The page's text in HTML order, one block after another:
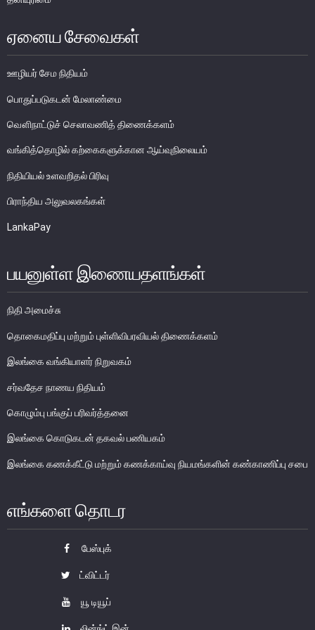
வங்கித்தொழில் துறை
நுண்பாக நிதித் துறை
அதிகாரம்பெற்ற பணத்தரகர்கள் ஒழுங்குவிதிகள்
பேரண்ட முன்மதியுடைய கண்காணிப்பு
நிலைபெறத்தக்க நிதி
உள்நாட்டின் வெளிநாட்டுச் செலாவணிச் சந்தை
வெளிநாட்டுச் செலாவணி உலகளாவிய குறியீட்டைப் பின்பற்றுதல்
அரச பிணையங்கள் சந்தை
கம்பனிப் படுகடன் பிணையங்கள் சந்தை
கொடுப்பனவு மற்றும் தீர்ப்பனவு முறைமைகள்
கொடுகடன் தகவல்
ஏனைய சேவைகள்
ஊழியர் சேம நிதியம்
பொதுப்படுகடன் மேலாண்மை
வௌிநாட்டுச் செலாவணித் திணைக்களம்
வங்கித்தொழில் கற்கைகளுக்கான ஆய்வுநிலையம்
நிதியியல் உளவறிதல் பிரிவு
பிராந்திய அலுவலகங்கள்
LankaPay
பயனுள்ள இணையதளங்கள்
நிதி அமைச்சு
தொகைமதிப்பு மற்றும் புள்ளிவிபரவியல் திணைக்களம்
இலங்கை வங்கியாளர் நிறுவகம்
சர்வதேச நாணய நிதியம்
கொழும்பு பங்குப் பரிவர்த்தனை
இலங்கை கொடுகடன் தகவல் பணியகம்
இலங்கை கணக்கீட்டு மற்றும் கணக்காய்வு நியமங்களின் கண்காணிப்பு சபை
எங்களை தொடர
பேஸ்புக்
ட்விட்டர்
யூ டியூப்